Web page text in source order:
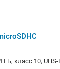
ГБ, класс 10, UHS-I